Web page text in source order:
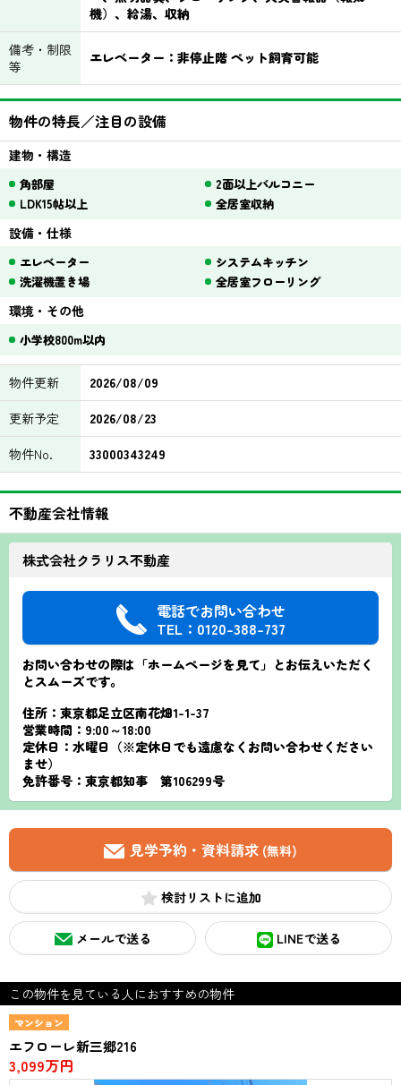
機）、給湯、収納
備考・制限
等
エレベーター：非停止階 ペット飼育可能
物件の特長／注目の設備
建物・構造
角部屋
2面以上バルコニー
LDK15帖以上
全居室収納
設備・仕様
エレベーター
システムキッチン
洗濯機置き場
全居室フローリング
環境・その他
小学校800m以内
物件更新
2026/08/09
更新予定
2026/08/23
物件No.
33000343249
不動産会社情報
株式会社クラリス不動産
電話でお問い合わせ
TEL：0120-388-737
お問い合わせの際は「ホームページを見て」とお伝えいただく
とスムーズです。
住所：東京都足立区南花畑1-1-37
営業時間：9:00～18:00
定休日：水曜日（※定休日でも遠慮なくお問い合わせください
ませ）
免許番号：東京都知事 第106299号
見学予約・資料請求 (無料)
検討リスト
メールで送る LINEで送る
この物件を見ている人におすすめの物件
マンション
エフローレ新三郷216
3,099万円